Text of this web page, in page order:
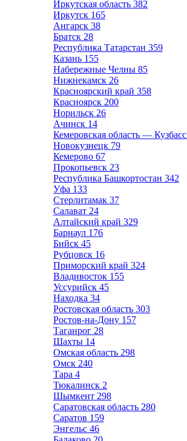
Иркутская область 382
Иркутск 165
Ангарск 38
Братск 28
Республика Татарстан 359
Казань 155
Набережные Челны 85
Нижнекамск 26
Красноярский край 358
Красноярск 200
Норильск 26
Ачинск 14
Кемеровская область — Кузбасс
Новокузнецк 79
Кемерово 67
Прокопьевск 23
Республика Башкортостан 342
Уфа 133
Стерлитамак 37
Салават 24
Алтайский край 329
Барнаул 176
Бийск 45
Рубцовск 16
Приморский край 324
Владивосток 155
Уссурийск 45
Находка 34
Ростовская область 303
Ростов-на-Дону 157
Таганрог 28
Шахты 14
Омская область 298
Омск 240
Тара 4
Тюкалинск 2
Шымкент 298
Саратовская область 280
Саратов 159
Энгельс 46